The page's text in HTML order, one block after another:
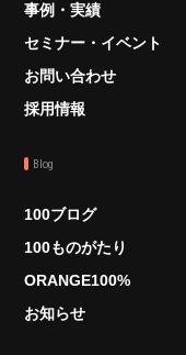
事例・実績
セミナー・イベント
お問い合わせ
採用情報
Blog
100ブログ
100ものがたり
ORANGE100%
お知らせ